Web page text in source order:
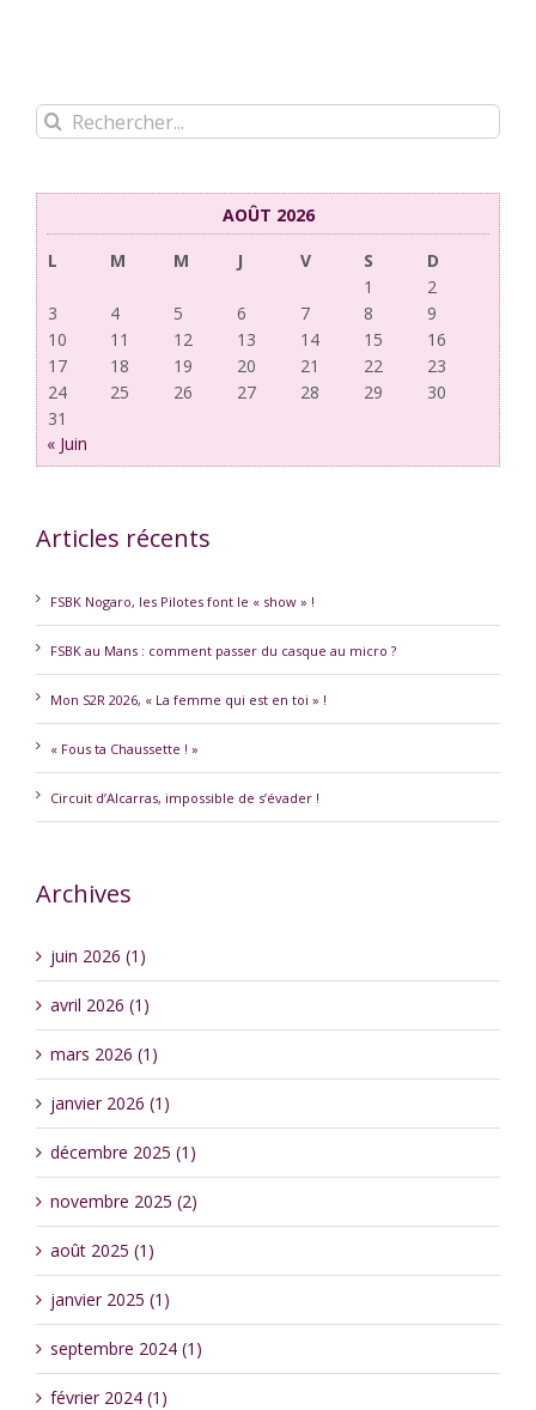
Rechercher:
AOÛT 2026
L
M M J V S
D
1
2
3
4 5 6 7 8
9
10
11 12 13 14 15
16
17
18 19 20 21 22
23
24
25 26 27 28 29
30
31
« Juin
Articles récents
FSBK Nogaro, les Pilotes font le « show » !
FSBK au Mans : comment passer du casque au micro ?
Mon S2R 2026, « La femme qui est en toi » !
« Fous ta Chaussette ! »
Circuit d’Alcarras, impossible de s’évader !
Archives
juin 2026 (1)
avril 2026 (1)
mars 2026 (1)
janvier 2026 (1)
décembre 2025 (1)
novembre 2025 (2)
août 2025 (1)
janvier 2025 (1)
septembre 2024 (1)
février 2024 (1)